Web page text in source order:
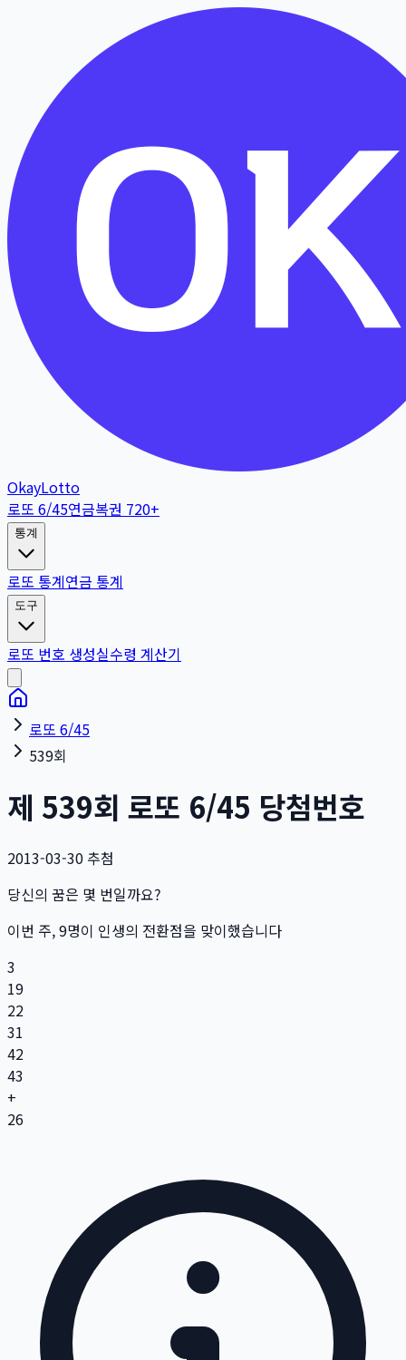
OkayLotto
로또 6/45연금복권 720+
통계
로또 통계연금 통계
도구
로또 번호 생성실수령 계산기
로또 6/45
539회
제 539회 로또 6/45 당첨번호
2013-03-30 추첨
당신의 꿈은 몇 번일까요?
이번 주,9명이 인생의 전환점을 맞이했습니다
3
19
22
31
42
43
+
26